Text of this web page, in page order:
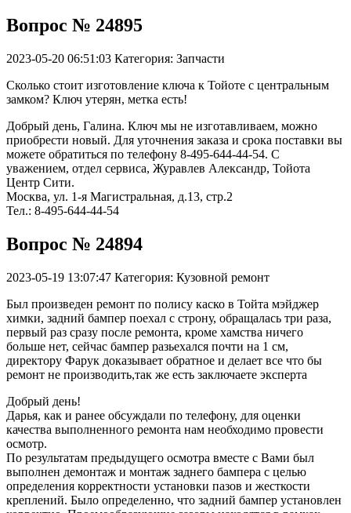
Вопрос № 24895
2023-05-20 06:51:03 Категория: Запчасти
Сколько стоит изготовление ключа к Тойоте с центральным
замком? Ключ утерян, метка есть!
Добрый день, Галина. Ключ мы не изготавливаем, можно
приобрести новый. Для уточнения заказа и срока поставки вы
можете обратиться по телефону 8-495-644-44-54. С
уважением, отдел сервиса, Журавлев Александр, Тойота
Центр Сити.
Москва, ул. 1-я Магистральная, д.13, стр.2
Тел.: 8-495-644-44-54
Вопрос № 24894
2023-05-19 13:07:47 Категория: Кузовной ремонт
Был произведен ремонт по полису каско в Тойта мэйджер
химки, задний бампер поехал с строну, обращалась три раза,
первый раз сразу после ремонта, кроме хамства ничего
больше нет, сейчас бампер разьехался почти на 1 см,
директору Фарук доказывает обратное и делает все что бы
ремонт не производить,так же есть заключаете эксперта
Добрый день!
Дарья, как и ранее обсуждали по телефону, для оценки
качества выполненного ремонта нам необходимо провести
осмотр.
По результатам предыдущего осмотра вместе с Вами был
выполнен демонтаж и монтаж заднего бампера с целью
определения корректности установки пазов и жесткости
креплений. Было определенно, что задний бампер установлен